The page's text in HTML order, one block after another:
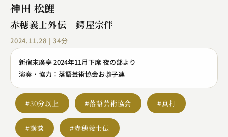
神田 松鯉
赤穂義士外伝 鍔屋宗伴
2024.11.28 | 34分
新宿末廣亭 2024年11月下席 夜の部より
演奏・協力：落語芸術協会お囃子連
#30分以上 #落語芸術協会 #真打
#講談 #赤穂義士伝